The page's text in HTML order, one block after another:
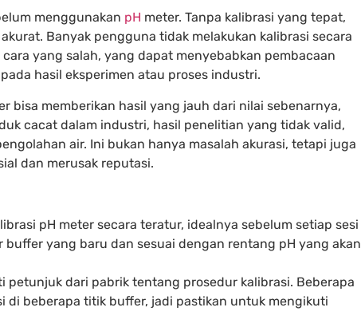
menggunakan pH meter. Tanpa kalibrasi yang tepat,
Banyak pengguna tidak melakukan kalibrasi secara
yang salah, yang dapat menyebabkan pembacaan
hasil eksperimen atau proses industri.
bisa memberikan hasil yang jauh dari nilai sebenarnya,
cacat dalam industri, hasil penelitian yang tidak valid,
air. Ini bukan hanya masalah akurasi, tetapi juga
dan merusak reputasi.
pH meter secara teratur, idealnya sebelum setiap sesi
buffer yang baru dan sesuai dengan rentang pH yang akan
petunjuk dari pabrik tentang prosedur kalibrasi. Beberapa
di beberapa titik buffer, jadi pastikan untuk mengikuti